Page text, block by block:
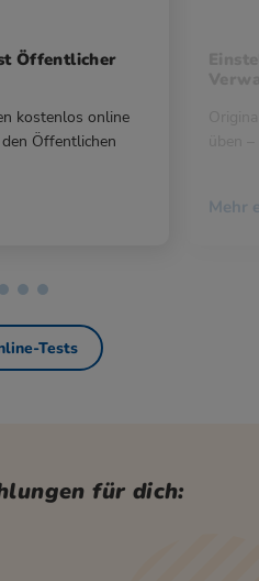
Öffentlicher
kostenlos online
Öffentlichen
Mehr
Tests
für dich: